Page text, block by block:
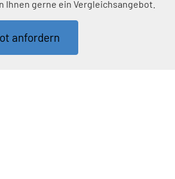
Ihnen gerne ein Vergleichsangebot.
an­for­dern